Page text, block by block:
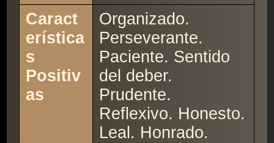
Caract
erística
s
Positiv
as
Organizado.
Perseverante.
Paciente. Sentido
del deber.
Prudente.
Reflexivo. Honesto.
Leal. Honrado.